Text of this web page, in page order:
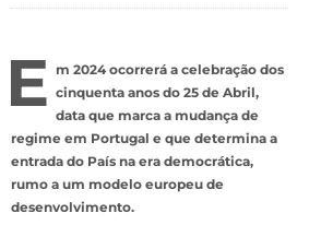
E m 2024 ocorrerá a celebração dos
cinquenta anos do 25 de Abril,
data que marca a mudança de
regime em Portugal e que determina a
entrada do País na era democrática,
rumo a um modelo europeu de
desenvolvimento.